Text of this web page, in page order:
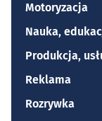
Motoryzacja
Nauka,
Produkcja,
Reklama
Rozrywka